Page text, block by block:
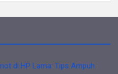
di HP Lama: Tips Ampuh